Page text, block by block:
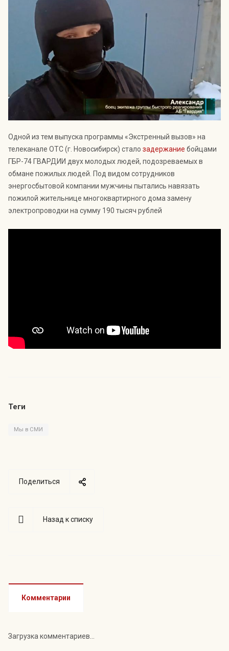
Индекс Безопасности ГВАРДИИ –
открытый проект Агентства Безопасности ГВАРДИЯ для
оценки уровня защищённости жителей города от
криминальных угроз.Подробнее >>
Одной из тем выпуска программы «Экстренный вызов» на
телеканале ОТС (г. Новосибирск) стало задержание бойцами
ГБР-74 ГВАРДИИ двух молодых людей, подозреваемых в
обмане пожилых людей. Под видом сотрудников
энергосбытовой компании мужчины пытались навязать
пожилой жительнице многоквартирного дома замену
электропроводки на сумму 190 тысяч рублей
Теги
Мы в СМИ
Поделиться
Назад к списку
Комментарии
Загрузка комментариев...